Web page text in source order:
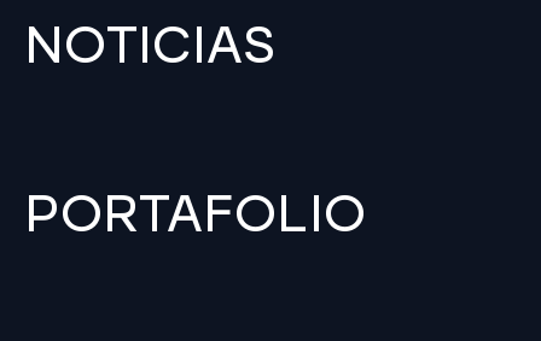
NOTICIAS
PORTAFOLIO